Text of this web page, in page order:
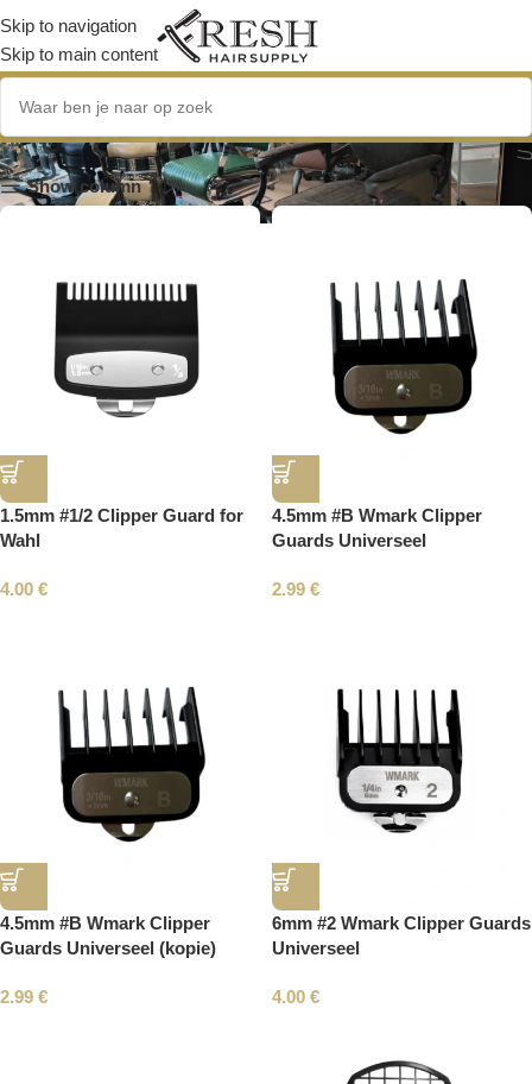
Skip to navigation
Skip to main content
Nieuw
Show column
1.5mm #1/2 Clipper Guard for
Wahl
4.00 €
4.5mm #B Wmark Clipper
Guards Universeel
2.99 €
4.5mm #B Wmark Clipper
Guards Universeel (kopie)
2.99 €
6mm #2 Wmark Clipper Guards
Universeel
4.00 €